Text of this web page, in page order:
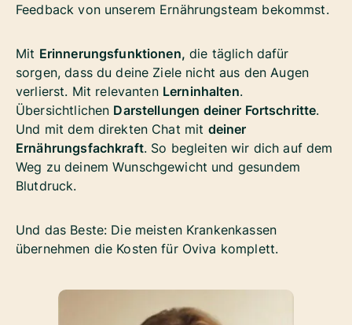
Feedback von unserem Ernährungsteam bekommst.
Mit Erinnerungsfunktionen, die täglich dafür
sorgen, dass du deine Ziele nicht aus den Augen
verlierst. Mit relevanten Lerninhalten.
Übersichtlichen Darstellungen deiner Fortschritte.
Und mit dem direkten Chat mit deiner
Ernährungsfachkraft. So begleiten wir dich auf dem
Weg zu deinem Wunschgewicht und gesundem
Blutdruck.
Und das Beste: Die meisten Krankenkassen
übernehmen die Kosten für Oviva komplett.